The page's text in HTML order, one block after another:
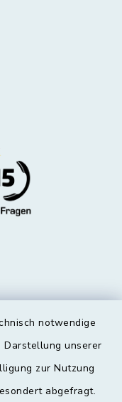
notwendige
Darstellung unserer
zur Nutzung
abgefragt.